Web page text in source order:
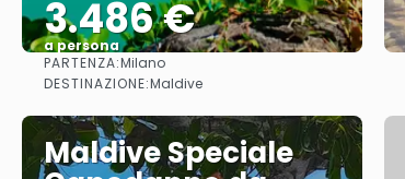
3.486 €
a persona
Vedere
PARTENZA:Milano
DESTINAZIONE:Maldive
Maldive Speciale